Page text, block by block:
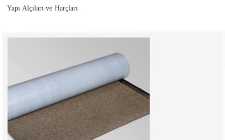
Yapı Alçıları ve Harçları